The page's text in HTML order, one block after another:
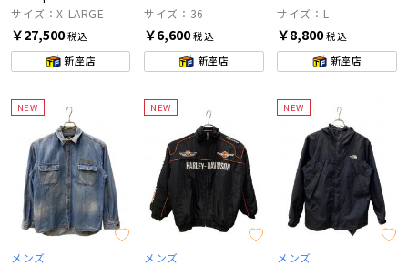
サイズ：X-LARGE
￥27,500税込
新座店
サイズ：36
￥6,600税込
新座店
サイズ：L
￥8,800税込
新座店
NEW
メンズ
NEW
メンズ
NEW
メンズ